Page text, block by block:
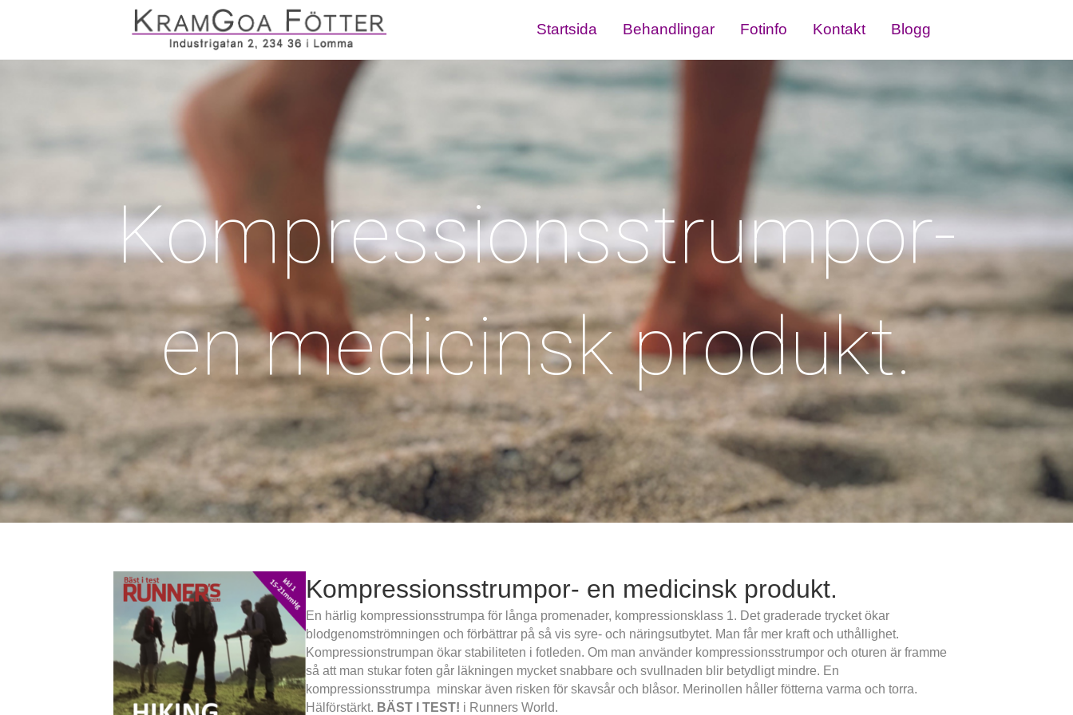
Startsida Behandlingar Fotinfo Kontakt Blogg
Kompressionsstrumpor-
en medicinsk produkt.
Kompressionsstrumpor- en medicinsk produkt.
En härlig kompressionsstrumpa för långa promenader, kompressionsklass 1. Det graderade trycket ökar
blodgenomströmningen och förbättrar på så vis syre- och näringsutbytet. Man får mer kraft och uthållighet.
Kompressionstrumpan ökar stabiliteten i fotleden. Om man använder kompressionsstrumpor och oturen är framme
så att man stukar foten går läkningen mycket snabbare och svullnaden blir betydligt mindre. En
kompressionsstrumpa minskar även risken för skavsår och blåsor. Merinollen håller fötterna varma och torra.
Hälförstärkt. BÄST I TEST! i Runners World.